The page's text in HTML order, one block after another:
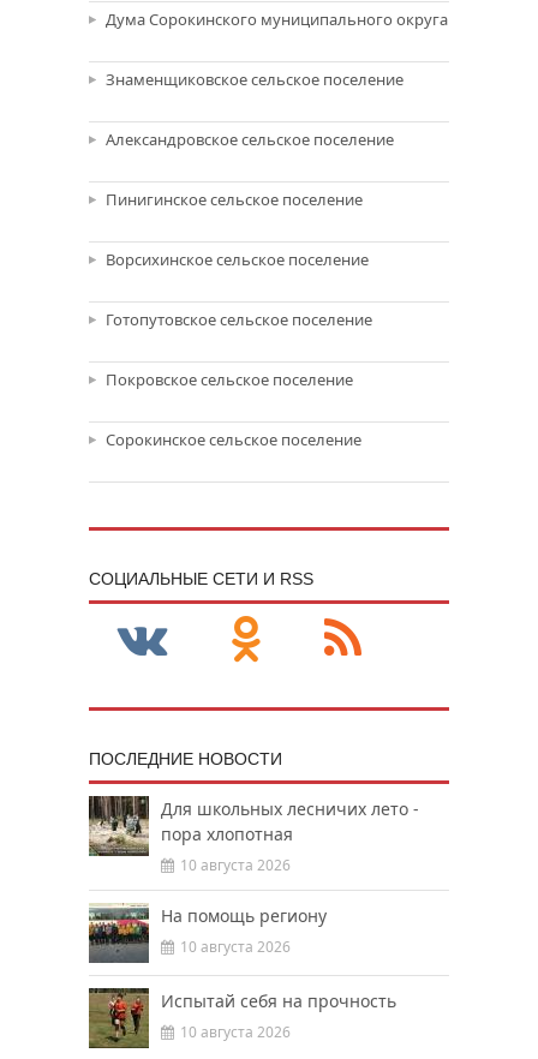
Дума Сорокинского муниципального округа
Знаменщиковское сельское поселение
Александровское сельское поселение
Пинигинское сельское поселение
Ворсихинское сельское поселение
Готопутовское сельское поселение
Покровское сельское поселение
Сорокинское сельское поселение
CОЦИАЛЬНЫЕ СЕТИ И RSS
ПОСЛЕДНИЕ НОВОСТИ
Для школьных лесничих лето -
пора хлопотная
10 августа 2026
На помощь региону
10 августа 2026
Испытай себя на прочность
10 августа 2026